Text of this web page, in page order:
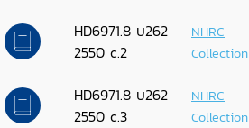
HD6971.8 บ262
2550 c.2
NHRC
Collection
HD6971.8 บ262
2550 c.3
NHRC
Collection